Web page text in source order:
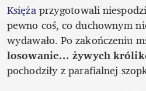
Księża przygotowali
pewno coś, co duchownym
wydawało. Po zakończeniu
losowanie... żywych
pochodziły z parafialnej